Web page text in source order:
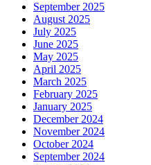
September 2025
August 2025
July 2025
June 2025
May 2025
April 2025
March 2025
February 2025
January 2025
December 2024
November 2024
October 2024
September 2024